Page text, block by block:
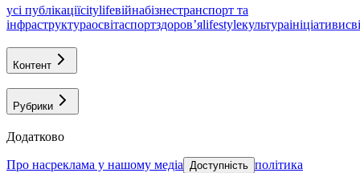
усі публікаціїcitylifeвійнабізнестранспорт та
інфраструктураосвітаспортздоровʼяlifestyleкультураініціативи
Контент
Рубрики
Додатково
про насреклама у нашому медіа Доступність політика